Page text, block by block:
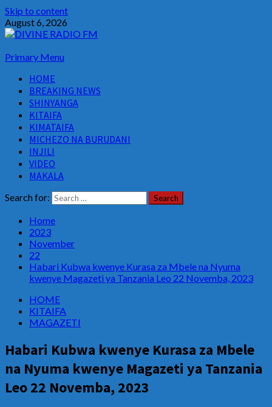
Skip to content
August 6, 2026
Primary Menu
HOME
BREAKING NEWS
SHINYANGA
KITAIFA
KIMATAIFA
MICHEZO NA BURUDANI
INJILI
VIDEO
MAKALA
Search for:
Home
2023
November
22
Habari Kubwa kwenye Kurasa za Mbele na Nyuma
kwenye Magazeti ya Tanzania Leo 22 Novemba, 2023
HOME
KITAIFA
MAGAZETI
Habari Kubwa kwenye Kurasa za Mbele
na Nyuma kwenye Magazeti ya Tanzania
Leo 22 Novemba, 2023